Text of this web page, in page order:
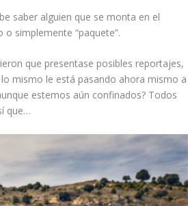
saber alguien que se monta en el
simplemente “paquete”.
que presentase posibles reportajes,
lo mismo le está pasando ahora mismo a
estemos aún confinados? Todos
que…